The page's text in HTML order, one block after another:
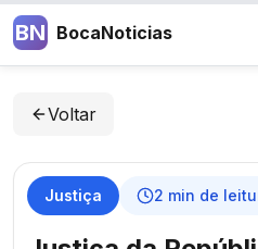
BN BocaNoticias
Voltar
Justiça 2 min de